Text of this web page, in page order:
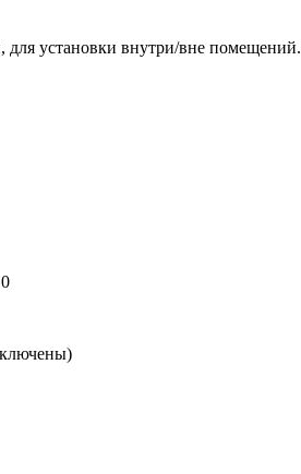
установки внутри/вне помещений.